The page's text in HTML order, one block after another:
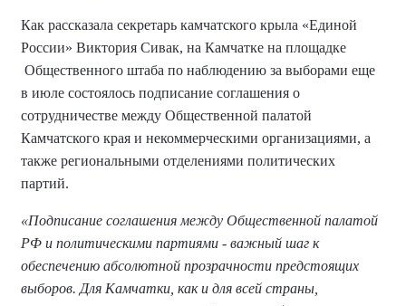
Как рассказала секретарь камчатского крыла «Единой
России» Виктория Сивак, на Камчатке на площадке
Общественного штаба по наблюдению за выборами еще
в июле состоялось подписание соглашения о
сотрудничестве между Общественной палатой
Камчатского края и некоммерческими организациями, а
также региональными отделениями политических
партий.
«Подписание соглашения между Общественной палатой
РФ и политическими партиями - важный шаг к
обеспечению абсолютной прозрачности предстоящих
выборов. Для Камчатки, как и для всей страны,